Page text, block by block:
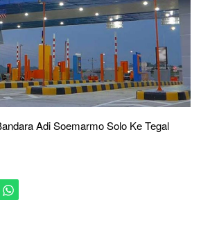
Adi Soemarmo Solo Ke Tegal